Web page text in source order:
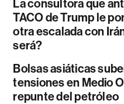
La consultora que
TACO de Trump le
otra escalada con
será?
Bolsas asiáticas
tensiones en Medio
repunte del petróleo